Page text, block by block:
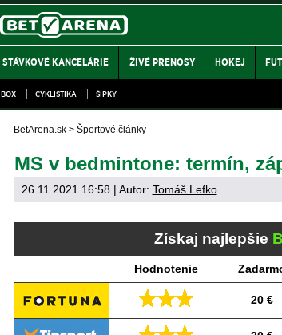
STÁVKOVÉ KANCELÁRIE ŽIVÉ PRENOSY HOKEJ
BOX CYKLISTIKA ŠÍPKY
BetArena.sk > Športové články
MS v bedmintone: termín,
26.11.2021 16:58 | Autor: Tomáš Lefko
Získaj najlepšie
Hodnotenie
20 €